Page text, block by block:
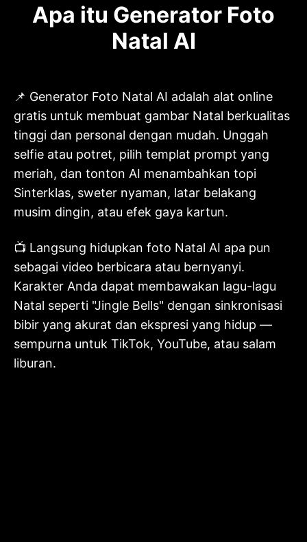
Apa itu Generator Foto
Natal AI
📌 Generator Foto Natal AI adalah alat online
gratis untuk membuat gambar Natal berkualitas
tinggi dan personal dengan mudah. Unggah
selfie atau potret, pilih templat prompt yang
meriah, dan tonton AI menambahkan topi
Sinterklas, sweter nyaman, latar belakang
musim dingin, atau efek gaya kartun.
📺 Langsung hidupkan foto Natal AI apa pun
sebagai video berbicara atau bernyanyi.
Karakter Anda dapat membawakan lagu-lagu
Natal seperti "Jingle Bells" dengan sinkronisasi
bibir yang akurat dan ekspresi yang hidup —
sempurna untuk TikTok, YouTube, atau salam
liburan.